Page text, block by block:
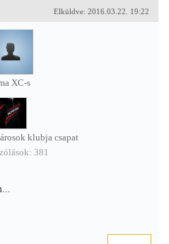
Elküldve: 2016.03.22. 19:22
XC-s
klubja csapat
381